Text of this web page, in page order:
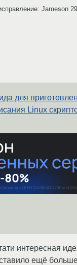
Jameson
для
Linux
интересная
ещё